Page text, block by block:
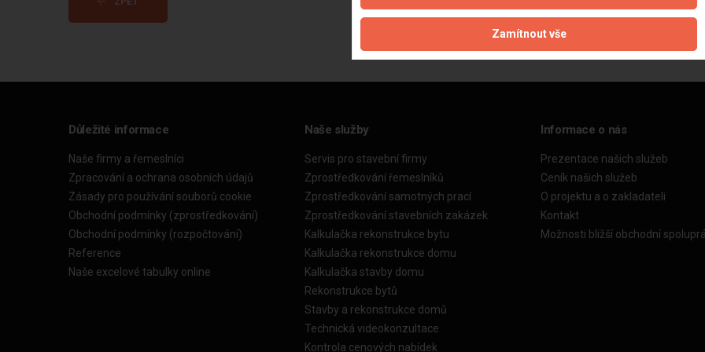
Důležité informace
Naše firmy a řemeslníci
Zpracování a ochrana osobních údajů
Zásady pro používání souborů cookie
Obchodní podmínky (zprostředkování)
Obchodní podmínky (rozpočtování)
Reference
Naše excelové tabulky online
Naše služby
Servis pro stavební firmy
Zprostředkování řemeslníků
Zprostředkování samotných prací
Zprostředkování stavebních zakázek
Kalkulačka rekonstrukce bytu
Kalkulačka rekonstrukce domu
Kalkulačka stavby domu
Rekonstrukce bytů
Stavby a rekonstrukce domů
Technická videokonzultace
Kontrola cenových nabídek
Informace o nás
Prezentace našich služeb
Ceník našich služeb
O projektu a o zakladateli
Kontakt
Možnosti bližší obchodní
Zamítnout vše